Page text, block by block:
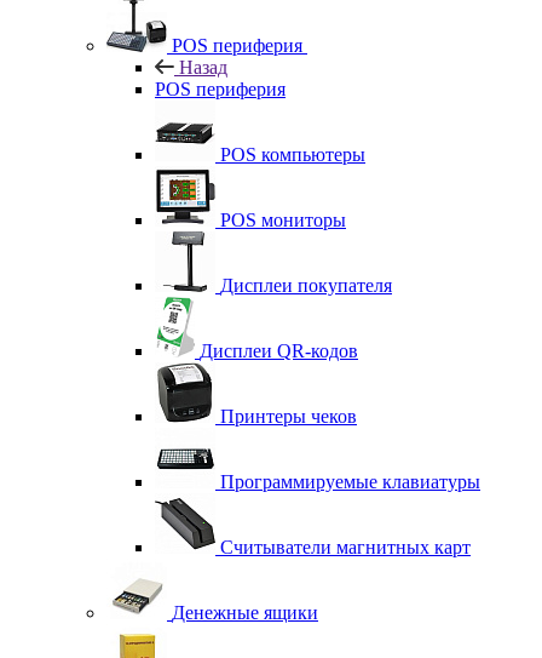
POS периферия
Назад
POS периферия
POS компьютеры
POS мониторы
Дисплеи покупателя
Дисплеи QR-кодов
Принтеры чеков
Программируемые клавиатуры
Считыватели магнитных карт
Денежные ящики